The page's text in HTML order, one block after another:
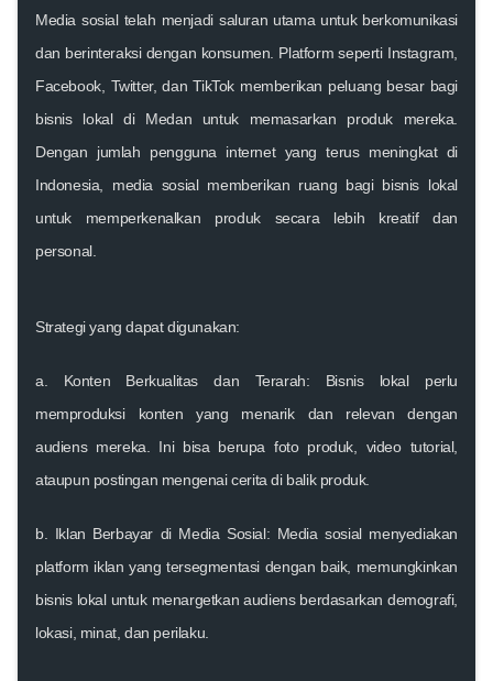
Media sosial telah menjadi saluran utama untuk berkomunikasi
dan berinteraksi dengan konsumen. Platform seperti Instagram,
Facebook, Twitter, dan TikTok memberikan peluang besar bagi
bisnis lokal di Medan untuk memasarkan produk mereka.
Dengan jumlah pengguna internet yang terus meningkat di
Indonesia, media sosial memberikan ruang bagi bisnis lokal
untuk memperkenalkan produk secara lebih kreatif dan
personal.
Strategi yang dapat digunakan:
a. Konten Berkualitas dan Terarah: Bisnis lokal perlu
memproduksi konten yang menarik dan relevan dengan
audiens mereka. Ini bisa berupa foto produk, video tutorial,
ataupun postingan mengenai cerita di balik produk.
b. Iklan Berbayar di Media Sosial: Media sosial menyediakan
platform iklan yang tersegmentasi dengan baik, memungkinkan
bisnis lokal untuk menargetkan audiens berdasarkan demografi,
lokasi, minat, dan perilaku.